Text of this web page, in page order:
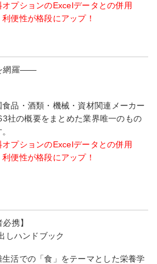
オプションのExcelデータとの併用
利便性が格段にアップ！
網羅――
食品・酒類・機械・資材関連メーカー
社の概要をまとめた業界唯一のもの
オプションのExcelデータとの併用
利便性が格段にアップ！
携】
しハンドブック
生活での「食」をテーマとした栄養学